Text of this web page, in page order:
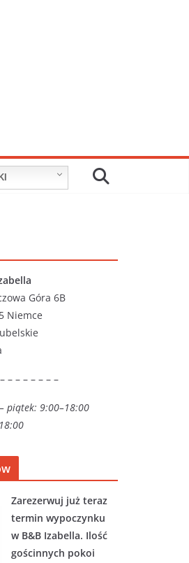
Góra 6B
Niemce
– – – – – – – –
piątek: 9:00–18:00
Zarezerwuj już teraz
termin wypoczynku
w B&B Izabella. Ilość
gościnnych pokoi